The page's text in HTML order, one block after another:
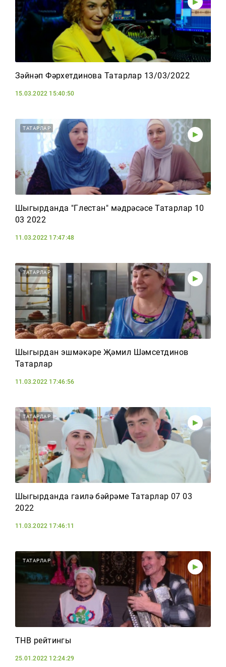
Зәйнәп Фәрхетдинова Татарлар 13/03/2022
15.03.2022 15:40:50
ТАТАРЛАР
Шыгырданда "Гөлестан" мәдрәсәсе Татарлар 10
03 2022
11.03.2022 17:47:48
ТАТАРЛАР
Шыгырдан эшмәкәре Җәмил Шәмсетдинов
Татарлар
11.03.2022 17:46:56
ТАТАРЛАР
Шыгырданда гаилә бәйрәме Татарлар 07 03
2022
11.03.2022 17:46:11
ТАТАРЛАР
ТНВ рейтингы
25.01.2022 12:24:29